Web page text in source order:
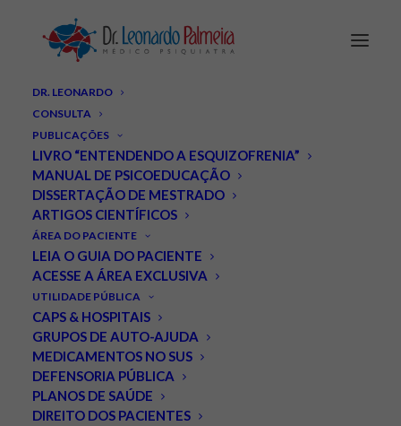
DR. LEONARDO
CONSULTA
PUBLICAÇÕES
LIVRO “ENTENDENDO A ESQUIZOFRENIA”
MANUAL DE PSICOEDUCAÇÃO
DISSERTAÇÃO DE MESTRADO
ARTIGOS CIENTÍFICOS
ÁREA DO PACIENTE
LEIA O GUIA DO PACIENTE
ACESSE A ÁREA EXCLUSIVA
UTILIDADE PÚBLICA
CAPS & HOSPITAIS
GRUPOS DE AUTO-AJUDA
MEDICAMENTOS NO SUS
DEFENSORIA PÚBLICA
PLANOS DE SAÚDE
DIREITO DOS PACIENTES
Invega Hafyera é aprovado
pelo FDA: tratamento para
esquizofrenia com duas
injeções anuais.
DEZEMBRO 16, 2021 | IN ESQUIZOFRENIA
PALMEIRA